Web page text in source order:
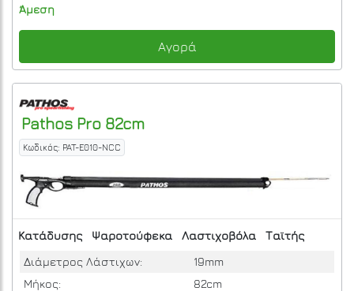
Άμεση
Αγορά
Pathos Pro 82cm
Κωδικός: PAT-E010-NCC
Κατάδυσης Ψαροτούφεκα Λαστιχοβόλα
Ταϊτής
Διάμετρος Λάστιχων:
19mm
Μήκος:
82cm